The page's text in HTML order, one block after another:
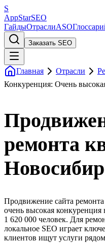
S
AppStarSEO
ГайдыОтраслиASO
Заказать SEO
Главная Отрасли
Конкуренция: Очень
ремонта
Продвижение сайта
очень высокая конкуренция
1 620 000 человек. Для
локальное SEO играет
клиентов ищут услуги